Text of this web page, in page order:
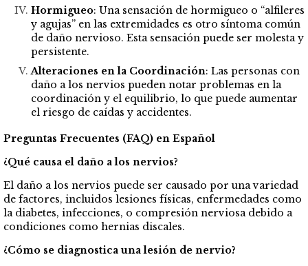
Hormigueo: Una sensación de hormigueo o “alfileres
y agujas” en las extremidades es otro síntoma común
de daño nervioso. Esta sensación puede ser molesta y
persistente.
Alteraciones en la Coordinación: Las personas con
daño a los nervios pueden notar problemas en la
coordinación y el equilibrio, lo que puede aumentar
el riesgo de caídas y accidentes.
Preguntas Frecuentes (FAQ) en Español
¿Qué causa el daño a los nervios?
El daño a los nervios puede ser causado por una variedad
de factores, incluidos lesiones físicas, enfermedades como
la diabetes, infecciones, o compresión nerviosa debido a
condiciones como hernias discales.
¿Cómo se diagnostica una lesión de nervio?